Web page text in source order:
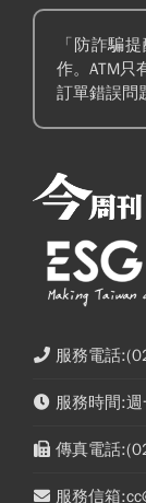
「防詐騙
作。ATM只
訂單錯誤問
服務電話
服務時間:
傳真電話
服務信箱